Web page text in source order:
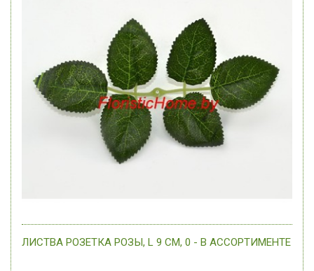
ЛИСТВА РОЗЕТКА РОЗЫ, L 9 СМ, 0 - В АССОРТИМЕНТЕ